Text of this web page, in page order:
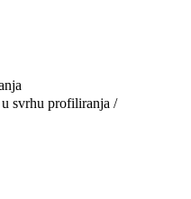
u svrhu profiliranja /